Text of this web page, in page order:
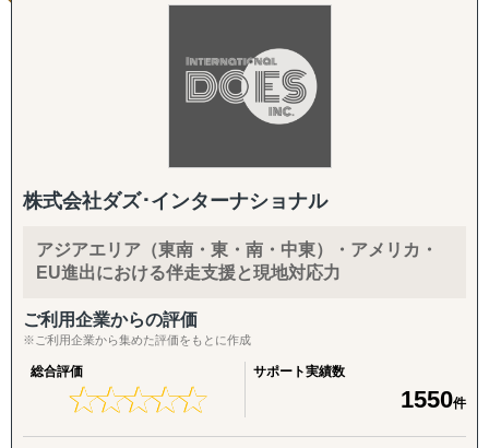
株式会社ダズ･インターナショナル
アジアエリア（東南・東・南・中東）・アメリカ・
EU進出における伴走支援と現地対応力
ご利用企業からの評価
※ご利用企業から集めた評価をもとに作成
総合評価
★★★★★
★★★★★
サポート実績数
1550件